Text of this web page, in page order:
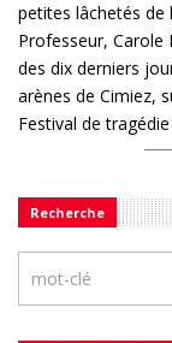
petites lâchetés de
Professeur,
des dix derniers
arènes de Cimiez,
Festival de tragédie
Recherche